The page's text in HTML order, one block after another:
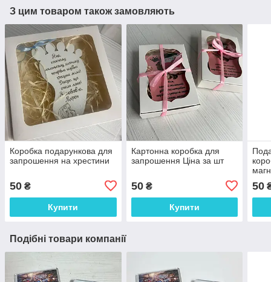
З цим товаром також замовляють
Коробка подарункова для
запрошення на хрестини
50 ₴
Купити
Картонна коробка для
запрошення Ціна за шт
50₴
Купити
50
Подібні товари компанії